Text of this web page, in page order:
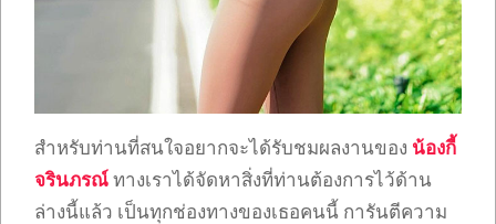
สำหรับท่านที่สนใจอยากจะได้รับชมผลงานของ น้องกี้
จรินภรณ์ ทางเราได้จัดหาสิ่งที่ท่านต้องการไว้ด้าน
ล่างนี้แล้ว เป็นทุกช่องทางของเธอคนนี้ การันตีความ